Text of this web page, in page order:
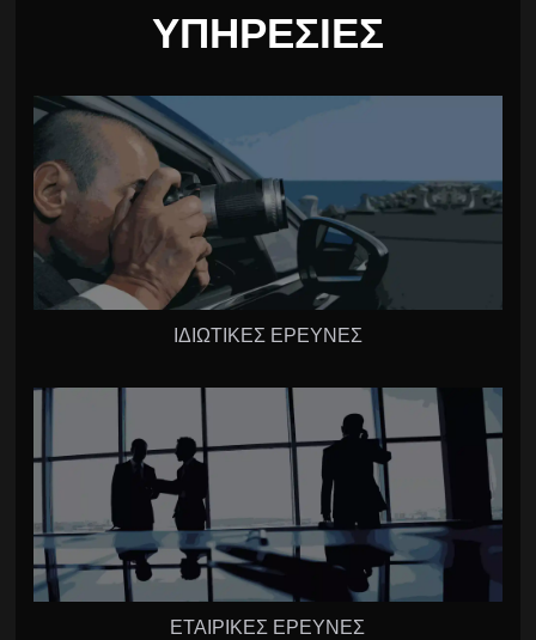
ΥΠΗΡΕΣΊΕΣ
ΙΔΙΩΤΙΚΕΣ ΕΡΕΥΝΕΣ
ΕΤΑΙΡΙΚΕΣ ΕΡΕΥΝΕΣ